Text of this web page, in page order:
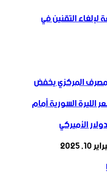
التقنين في
المركزي يخفض
الليرة السورية أمام
الأميركي
2025